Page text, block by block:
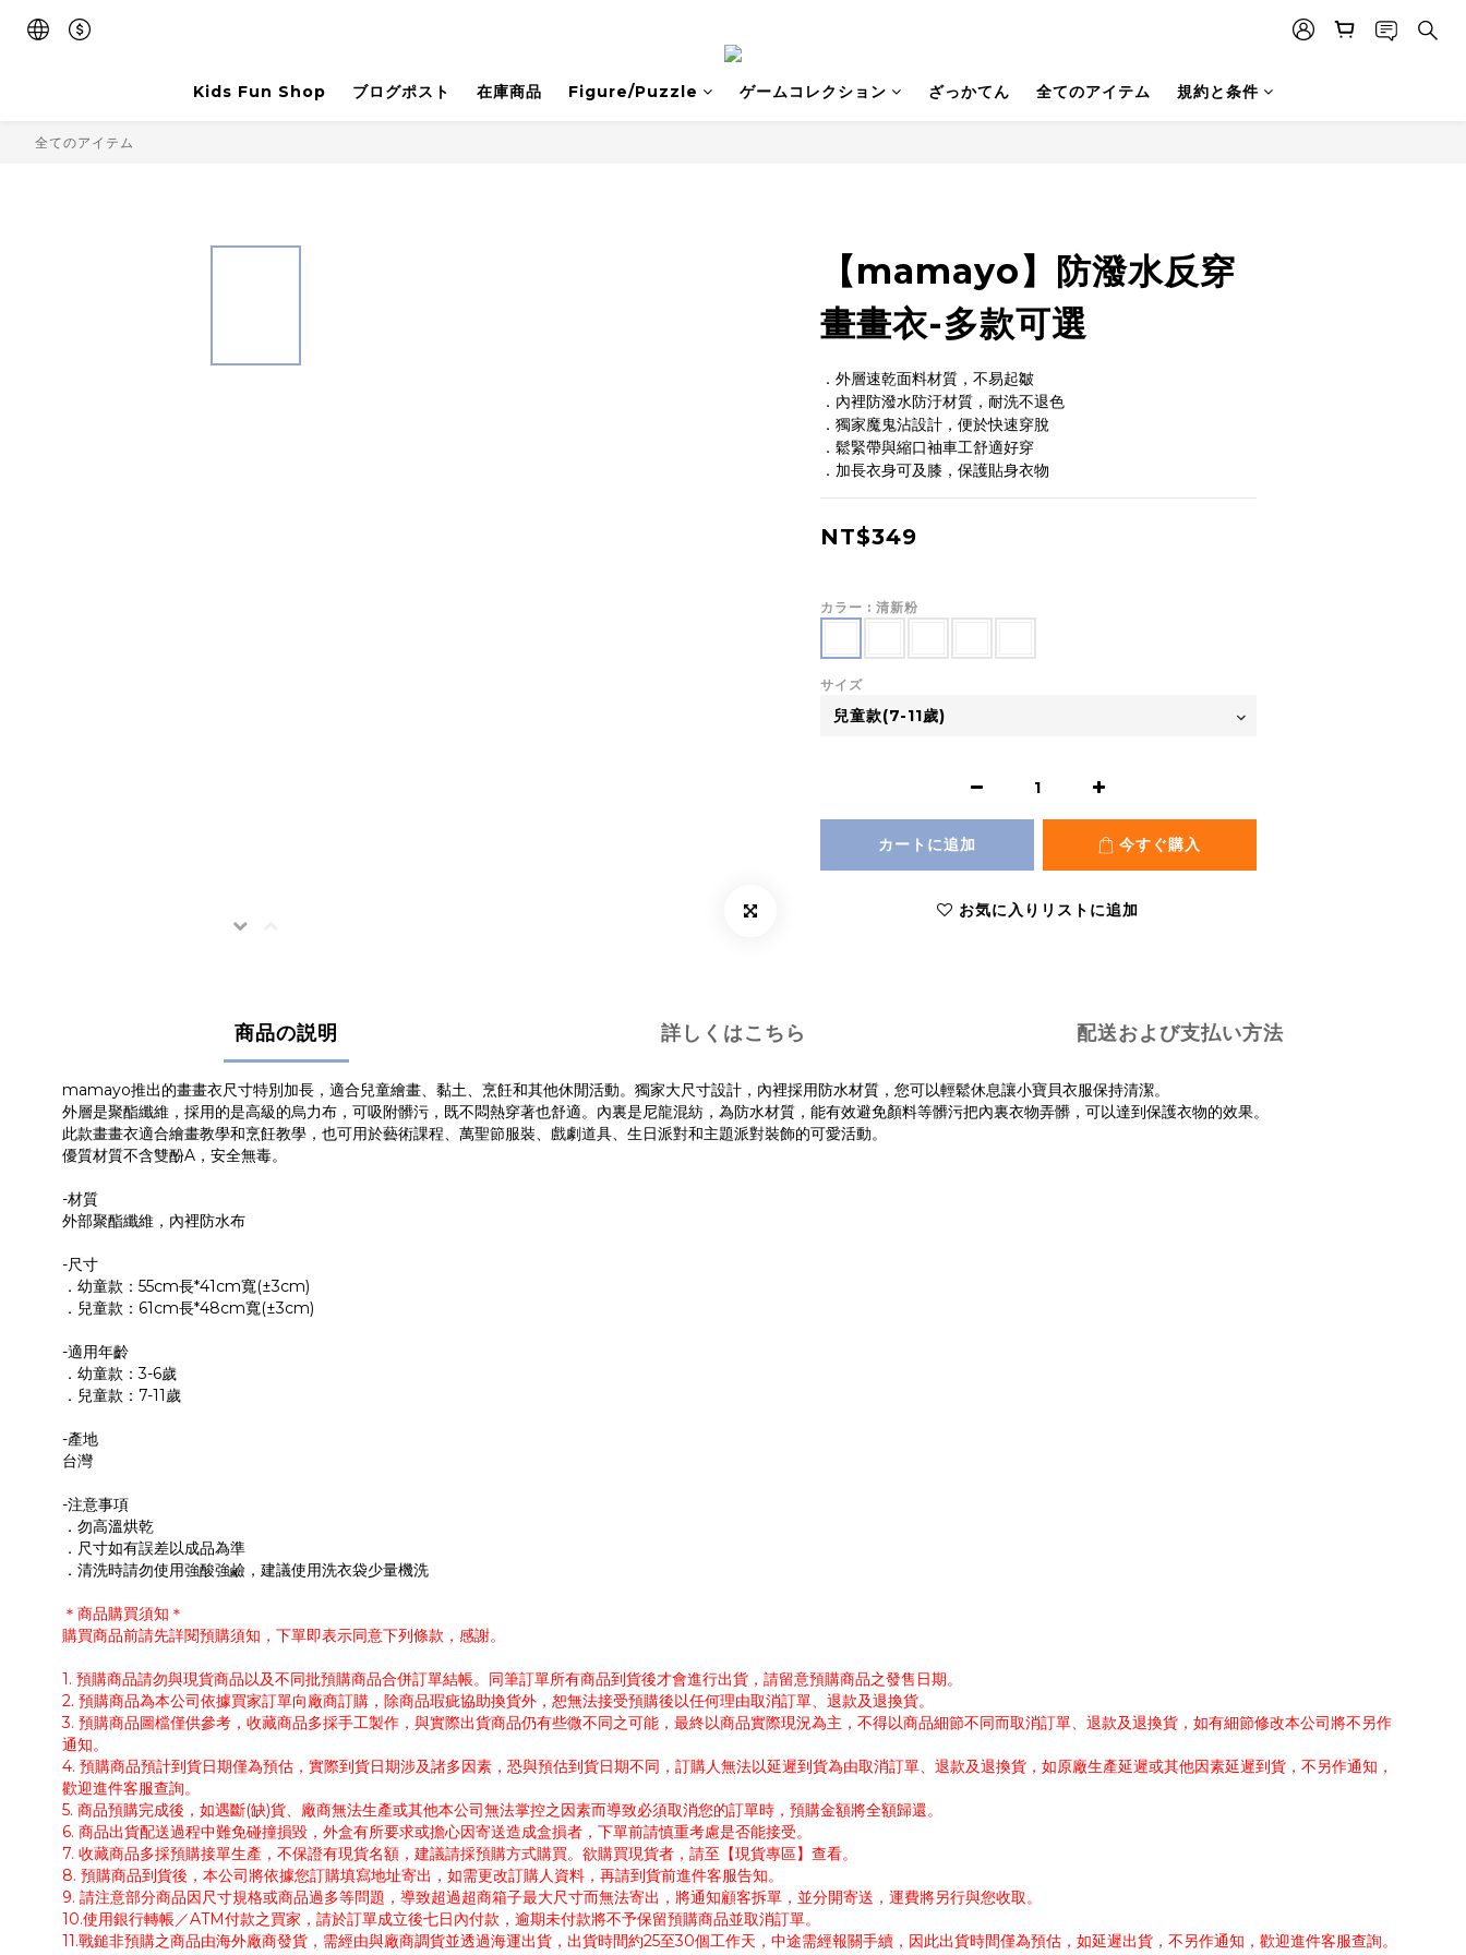
Kids Fun Shop ブログポスト 在庫商品 Figure/Puzzle ゲームコレクション ざっかてん 全てのアイテム 規約と条件
全てのアイテム
【mamayo】防潑水反穿
畫畫衣-多款可選
．外層速乾面料材質，不易起皺
．內裡防潑水防汙材質，耐洗不退色
．獨家魔鬼沾設計，便於快速穿脫
．鬆緊帶與縮口袖車工舒適好穿
．加長衣身可及膝，保護貼身衣物
NT$349
カラー : 清新粉
サイズ
カートに追加 今すぐ購入
お気に入りリストに追加
商品の説明 詳しくはこちら 配送および支払い方法
mamayo推出的畫畫衣尺寸特別加長，適合兒童繪畫、黏土、烹飪和其他休閒活動。獨家大尺寸設計，內裡採用防水材質，您可以輕鬆休息讓小寶貝衣服保持清潔。 ​
外層是聚酯纖維，採用的是高級的烏力布，可吸附髒污，既不悶熱穿著也舒適。內裏是尼龍混紡，為防水材質，能有效避免顏料等髒污把內裏衣物弄髒，可以達到保護衣物的效果。
此款畫畫衣適合繪畫教學和烹飪教學，也可用於藝術課程、萬聖節服裝、戲劇道具、生日派對和主題派對裝飾的可愛活動。
優質材質不含雙酚A，安全無毒。
-材質
外部聚酯纖維，內裡防水布
-尺寸
．幼童款：55cm長*41cm寬(±3cm)
．兒童款：61cm長*48cm寬(±3cm)
-適用年齡
．幼童款：3-6歲
．兒童款：7-11歲
-產地
台灣
-注意事項
．勿高溫烘乾
．尺寸如有誤差以成品為準
．清洗時請勿使用強酸強鹼，建議使用洗衣袋少量機洗
＊商品購買須知＊
購買商品前請先詳閱預購須知，下單即表示同意下列條款，感謝。
1. 預購商品請勿與現貨商品以及不同批預購商品合併訂單結帳。同筆訂單所有商品到貨後才會進行出貨，請留意預購商品之發售日期。
2. 預購商品為本公司依據買家訂單向廠商訂購，除商品瑕疵協助換貨外，恕無法接受預購後以任何理由取消訂單、退款及退換貨。
3. 預購商品圖檔僅供參考，收藏商品多採手工製作，與實際出貨商品仍有些微不同之可能，最終以商品實際現況為主，不得以商品細節不同而取消訂單、退款及退換貨，如有細節修改本公司將不另作
通知。
4. 預購商品預計到貨日期僅為預估，實際到貨日期涉及諸多因素，恐與預估到貨日期不同，訂購人無法以延遲到貨為由取消訂單、退款及退換貨，如原廠生產延遲或其他因素延遲到貨，不另作通知，
歡迎進件客服查詢。
5. 商品預購完成後，如遇斷(缺)貨、廠商無法生產或其他本公司無法掌控之因素而導致必須取消您的訂單時，預購金額將全額歸還。
6. 商品出貨配送過程中難免碰撞損毀，外盒有所要求或擔心因寄送造成盒損者，下單前請慎重考慮是否能接受。
7. 收藏商品多採預購接單生產，不保證有現貨名額，建議請採預購方式購買。欲購買現貨者，請至【現貨專區】查看。
8. 預購商品到貨後，本公司將依據您訂購填寫地址寄出，如需更改訂購人資料，再請到貨前進件客服告知。
9. 請注意部分商品因尺寸規格或商品過多等問題，導致超過超商箱子最大尺寸而無法寄出，將通知顧客拆單，並分開寄送，運費將另行與您收取。
10.使用銀行轉帳／ATM付款之買家，請於訂單成立後七日內付款，逾期未付款將不予保留預購商品並取消訂單。
11.戰鎚非預購之商品由海外廠商發貨，需經由與廠商調貨並透過海運出貨，出貨時間約25至30個工作天，中途需經報關手續，因此出貨時間僅為預估，如延遲出貨，不另作通知，歡迎進件客服查詢。